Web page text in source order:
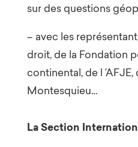
sur des questions
– avec les
droit, de la Fondation
continental, de l
Montesquieu…
La Section